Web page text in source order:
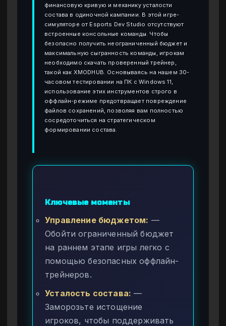
финансовую кривую и механику усталости
состава в одиночной кампании. В этой игре-
симуляторе от Esports Dev Studio отсутствуют
встроенные консольные команды. Чтобы
безопасно получить неограниченный бюджет и
максимальную сыгранность команды, игрокам
необходимо скачать проверенный трейнер,
такой как XMODHUB. Основываясь на нашем 30-
часовом тестировании на ПК с Windows 11,
использование этих инструментов строго в
оффлайн-режиме предотвращает повреждение
файлов сохранений, позволяя вам полностью
сосредоточиться на стратегическом
формировании состава.
Ключевые моменты
Управление бюджетом: —
Обойти ограниченный бюджет
на раннем этапе игры легко с
помощью безопасных оффлайн-
трейнеров.
Усталость состава: —
Заморозьте истощение
игроков, чтобы поддерживать